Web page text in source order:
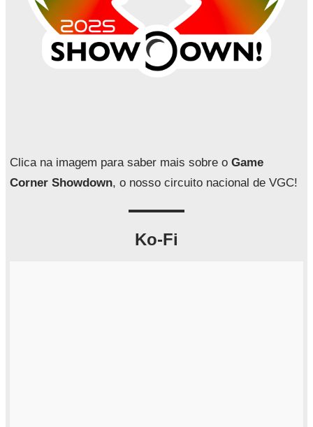
Clica na imagem para saber mais sobre o Game
Corner Showdown, o nosso circuito nacional de VGC!
Ko-Fi